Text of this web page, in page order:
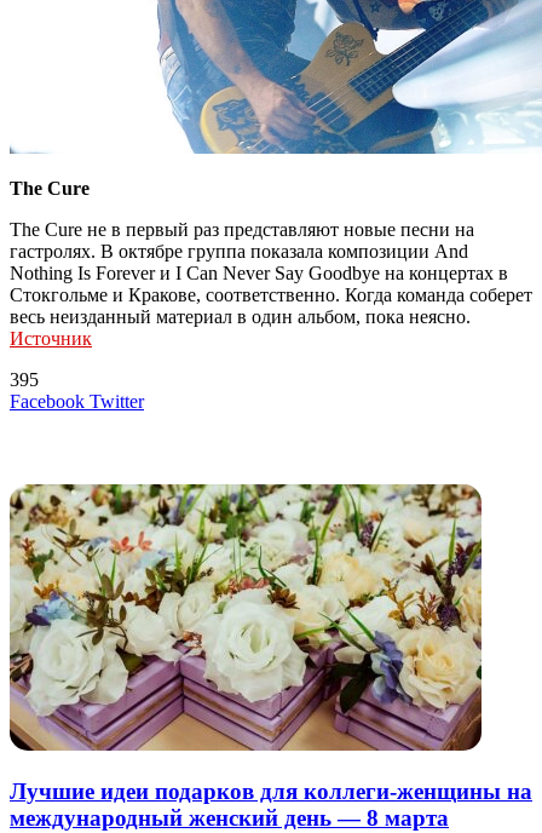
The Cure
The Cure не в первый раз представляют новые песни на
гастролях. В октябре группа показала композиции And
Nothing Is Forever и I Can Never Say Goodbye на концертах в
Стокгольме и Кракове, соответственно. Когда команда соберет
весь неизданный материал в один альбом, пока неясно.
Источник
395
Facebook TwitterLinkedIn
Tumblr
Reddit
Вконтакте
Одноклассники
Skype
Messenger
Messenger
WhatsApp
Telegram
Viber
Line
Поделиться
Печатать
Лучшие идеи подарков для коллеги-женщины на
международный женский день — 8 марта